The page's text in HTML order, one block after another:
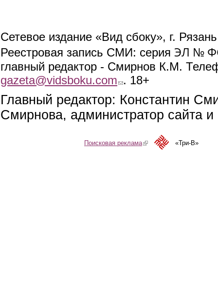
Сетевое издание «Вид сбоку», г.
Реестровая запись СМИ: серия ЭЛ №
главный редактор - Смирнов К.М.
gazeta@vidsboku.com (link sends e-mail)
. 18+
Главный редактор: Константин
Смирнова, администратор сайта
Поисковая реклама(link is external)«Три-В»